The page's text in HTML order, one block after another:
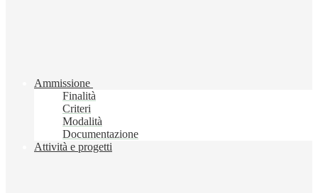
Ammissione
Finalità
Criteri
Modalità
Documentazione
Attività e progetti